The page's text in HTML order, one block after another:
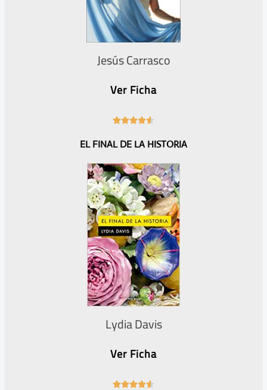
Jesús Carrasco
Ver Ficha

6
5
EL FINAL DE LA HISTORIA
Lydia Davis
Ver Ficha
